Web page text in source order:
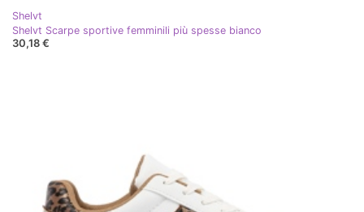
Shelvt
Shelvt Scarpe sportive femminili più spesse bianco
30,18 €